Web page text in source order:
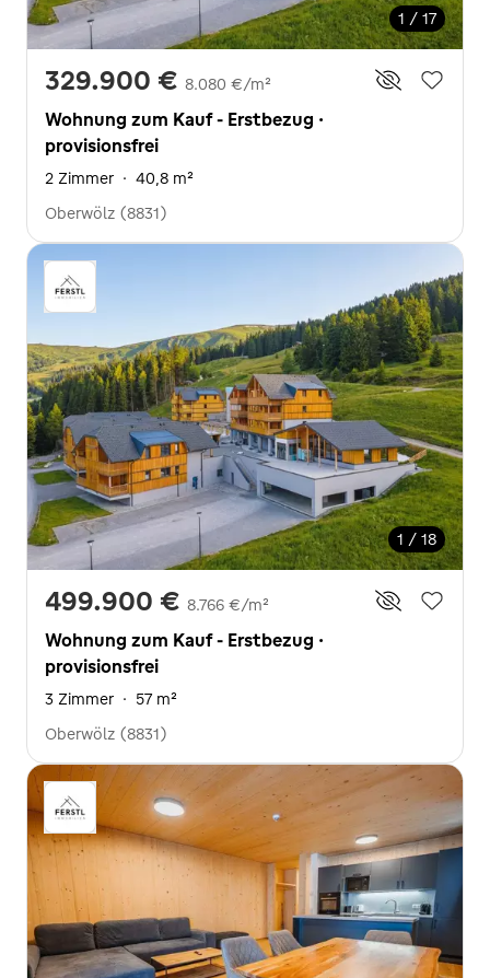
1 / 17
329.900 € 8.080 €/m²
Wohnung zum Kauf - Erstbezug ·
provisionsfrei
2 Zimmer · 40,8 m²
Oberwölz (8831)
1 / 18
499.900 € 8.766 €/m²
Wohnung zum Kauf - Erstbezug ·
provisionsfrei
3 Zimmer · 57 m²
Oberwölz (8831)